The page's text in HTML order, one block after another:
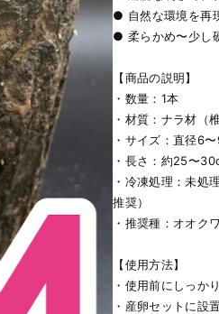
● 自然な環境を再
● 柔らかめ〜少し
【商品の説明】
・数量：1本
・材質：ナラ材（
・サイズ：直径6
・長さ：約25〜
・冷凍処理：未処
推奨）
・推奨種：オオク
【使用方法】
・使用前にしっか
・産卵セットに設